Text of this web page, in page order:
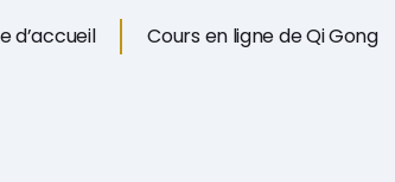
d’accueil Cours en ligne de Qi Gong